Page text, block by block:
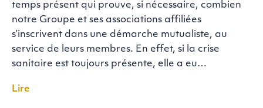
temps présent qui prouve, si nécessaire, combien
notre Groupe et ses associations affiliées
s’inscrivent dans une démarche mutualiste, au
service de leurs membres. En effet, si la crise
sanitaire est toujours présente, elle a eu…
Lire